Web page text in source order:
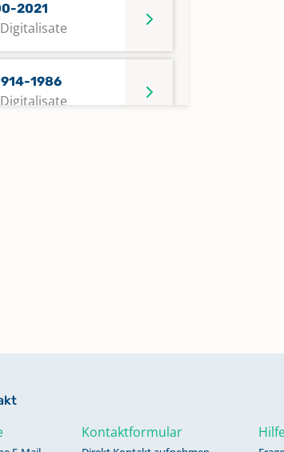
2021
1986
Kontaktformular